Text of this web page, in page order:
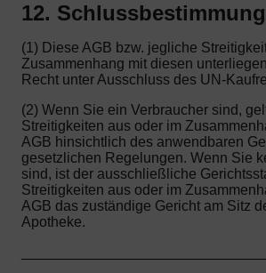
12.
(1) Diese AGB bzw. jegliche
Zusammenhang mit diesen
Recht unter Ausschluss des UN-
(2) Wenn Sie ein Verbraucher sind,
Streitigkeiten aus oder im
AGB hinsichtlich des anwendbaren
gesetzlichen Regelungen. Wenn Sie
sind, ist der ausschließliche
Streitigkeiten aus oder im
AGB das zuständige Gericht am Sitz
Apotheke.